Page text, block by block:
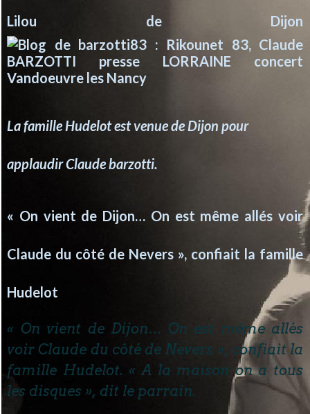
Lilou de Dijon
La famille Hudelot est venue de Dijon pour
applaudir Claude barzotti.
« On vient de Dijon… On est même allés voir
Claude du côté de Nevers », confiait la famille
Hudelot
« On vient de Dijon… On est même allés
voir Claude du côté de Nevers », confiait la
famille Hudelot. « A la maison on a tous
les disques », dit le parrain.